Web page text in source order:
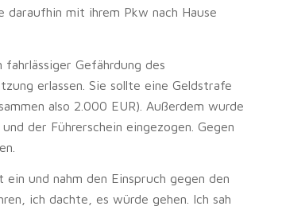
daraufhin mit ihrem Pkw nach Hause
Gefährdung des
erlassen. Sie sollte eine Geldstrafe
also 2.000 EUR). Außerdem wurde
der Führerschein eingezogen. Gegen
und nahm den Einspruch gegen den
ich dachte, es würde gehen. Ich sah